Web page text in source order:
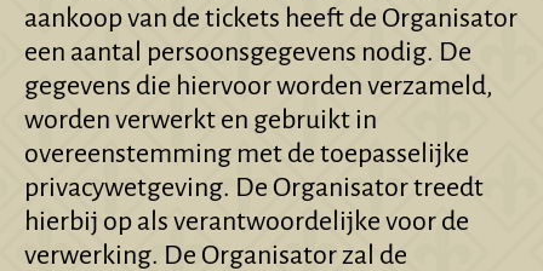
aankoop van de tickets heeft de Organisator
een aantal persoonsgegevens nodig. De
gegevens die hiervoor worden verzameld,
worden verwerkt en gebruikt in
overeenstemming met de toepasselijke
privacywetgeving. De Organisator treedt
hierbij op als verantwoordelijke voor de
verwerking. De Organisator zal de